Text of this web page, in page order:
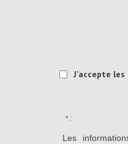
J'accepte
* :
Les